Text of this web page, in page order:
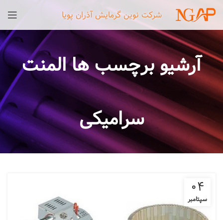
شرکت نوین گرمایش آذران پویا
آرشیو برچسب ها المنت
سرامیکی
04
سپتامبر